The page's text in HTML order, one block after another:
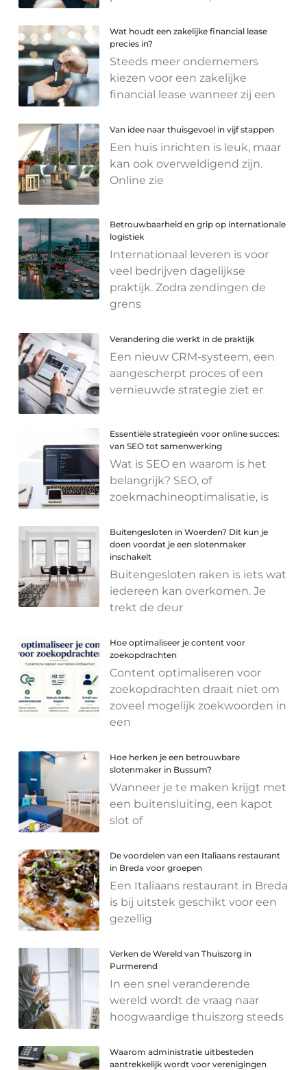
Wat houdt een zakelijke financial lease
precies in?
Steeds meer ondernemers
kiezen voor een zakelijke
financial lease wanneer zij een
Van idee naar thuisgevoel in vijf stappen
Een huis inrichten is leuk, maar
kan ook overweldigend zijn.
Online zie
Betrouwbaarheid en grip op internationale
logistiek
Internationaal leveren is voor
veel bedrijven dagelijkse
praktijk. Zodra zendingen de
grens
Verandering die werkt in de praktijk
Een nieuw CRM-systeem, een
aangescherpt proces of een
vernieuwde strategie ziet er
Essentiële strategieën voor online succes:
van SEO tot samenwerking
Wat is SEO en waarom is het
belangrijk? SEO, of
zoekmachineoptimalisatie, is
Buitengesloten in Woerden? Dit kun je
doen voordat je een slotenmaker
inschakelt
Buitengesloten raken is iets wat
iedereen kan overkomen. Je
trekt de deur
Hoe optimaliseer je content voor
zoekopdrachten
Content optimaliseren voor
zoekopdrachten draait niet om
zoveel mogelijk zoekwoorden in
een
Hoe herken je een betrouwbare
slotenmaker in Bussum?
Wanneer je te maken krijgt met
een buitensluiting, een kapot
slot of
De voordelen van een Italiaans restaurant
in Breda voor groepen
Een Italiaans restaurant in Breda
is bij uitstek geschikt voor een
gezellig
Verken de Wereld van Thuiszorg in
Purmerend
In een snel veranderende
wereld wordt de vraag naar
hoogwaardige thuiszorg steeds
Waarom administratie uitbesteden
aantrekkelijk wordt voor verenigingen